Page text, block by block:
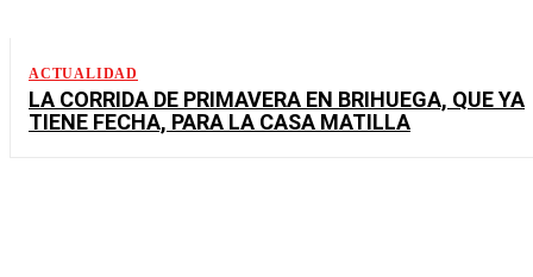
ACTUALIDAD
LA CORRIDA DE PRIMAVERA EN BRIHUEGA, QUE YA
TIENE FECHA, PARA LA CASA MATILLA